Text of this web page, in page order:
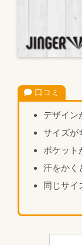
口コミ
デザイン
サイズが
ポケット
汗をかく
同じサイ